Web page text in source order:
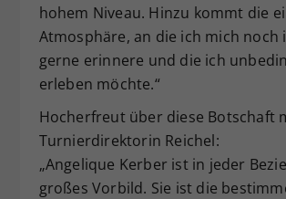
hohem Niveau. Hinzu kommt die
Atmosphäre, an die ich mich noch
gerne erinnere und die ich
erleben möchte.“
Hocherfreut über diese Botschaft
Turnierdirektorin Reichel:
„Angelique Kerber ist in jeder
großes Vorbild. Sie ist die